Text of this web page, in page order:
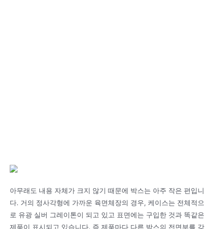
아무래도 내용 자체가 크지 않기 때문에 박스는 아주 작은 편입니
다. 거의 정사각형에 가까운 육면체장의 경우, 케이스는 전체적으
로 유광 실버 그레이톤이 되고 있고 표면에는 구입한 것과 똑같은
제품이 표시되고 있습니다. 즉 제품마다 다른 박스의 전면부를 갖